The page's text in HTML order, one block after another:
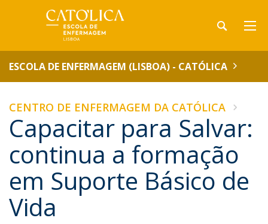
ESCOLA DE ENFERMAGEM (LISBOA) - CATÓLICA
CENTRO DE ENFERMAGEM DA CATÓLICA
Capacitar para Salvar:
continua a formação
em Suporte Básico de
Vida